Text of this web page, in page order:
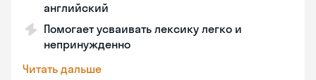
английский
Помогает усваивать лексику легко и
непринужденно
Читать дальше